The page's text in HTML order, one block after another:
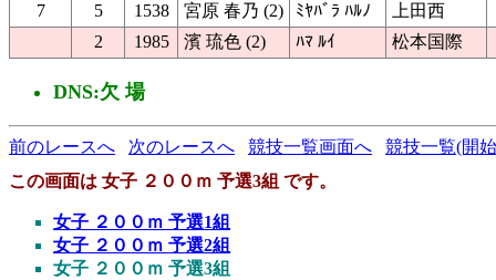
7
5 1538 宮原 春乃 (2) ﾐﾔﾊﾞﾗ ﾊﾙﾉ
上田西
2
1985 濱 琉色 (2) ﾊﾏ ﾙｲ 松本国際
DNS:欠 場
前のレースへ 次のレースへ 競技一覧画面へ
競技一覧(開
この画面は 女子 ２００ｍ 予選3組 です。
女子 ２００ｍ 予選1組
女子 ２００ｍ 予選2組
女子 ２００ｍ 予選3組